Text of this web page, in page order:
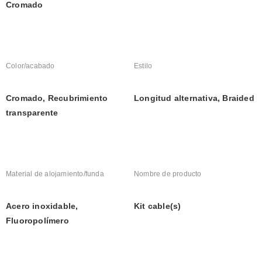
Cromado
Color/acabado
Cromado, Recubrimiento
transparente
Estilo
Longitud alternativa, Braided
Material de alojamiento/funda
Acero inoxidable,
Fluoropolímero
Nombre de producto
Kit cable(s)